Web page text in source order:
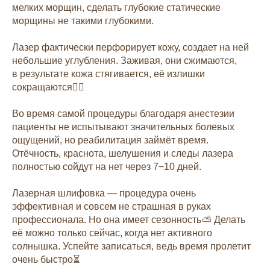
мелких морщин, сделать глубокие статические
морщины не такими глубокими.
Лазер фактически перфорирует кожу, создает на ней
небольшие углубления. Заживая, они сжимаются,
в результате кожа стягивается, её излишки
сокращаются👍🏻
Во время самой процедуры благодаря анестезии
пациенты не испытывают значительных болевых
ощущений, но реабилитация займёт время.
Отёчность, краснота, шелушения и следы лазера
полностью сойдут на нет через 7−10 дней.
Лазерная шлифовка — процедура очень
эффективная и совсем не страшная в руках
профессионала. Но она имеет сезонность⛅️ Делать
её можно только сейчас, когда нет активного
солнышка. Успейте записаться, ведь время пролетит
очень быстро⏳